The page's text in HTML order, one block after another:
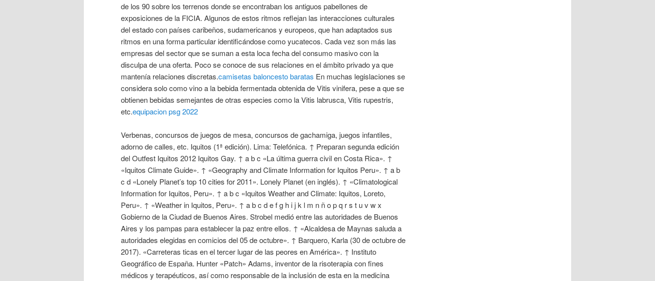
de los 90 sobre los terrenos donde se encontraban los antiguos pabellones de
exposiciones de la FICIA. Algunos de estos ritmos reflejan las interacciones culturales
del estado con países caribeños, sudamericanos y europeos, que han adaptados sus
ritmos en una forma particular identificándose como yucatecos. Cada vez son más las
empresas del sector que se suman a esta loca fecha del consumo masivo con la
disculpa de una oferta. Poco se conoce de sus relaciones en el ámbito privado ya que
mantenía relaciones discretas.camisetas baloncesto baratas En muchas legislaciones se
considera solo como vino a la bebida fermentada obtenida de Vitis vinifera, pese a que se
obtienen bebidas semejantes de otras especies como la Vitis labrusca, Vitis rupestris,
etc.equipacion psg 2022
Verbenas, concursos de juegos de mesa, concursos de gachamiga, juegos infantiles,
adorno de calles, etc. Iquitos (1ª edición). Lima: Telefónica. ↑ Preparan segunda edición
del Outfest Iquitos 2012 Iquitos Gay. ↑ a b c «La última guerra civil en Costa Rica». ↑
«Iquitos Climate Guide». ↑ «Geography and Climate Information for Iquitos Peru». ↑ a b
c d «Lonely Planet’s top 10 cities for 2011». Lonely Planet (en inglés). ↑ «Climatological
Information for Iquitos, Peru». ↑ a b c «Iquitos Weather and Climate: Iquitos, Loreto,
Peru». ↑ «Weather in Iquitos, Peru». ↑ a b c d e f g h i j k l m n ñ o p q r s t u v w x
Gobierno de la Ciudad de Buenos Aires. Strobel medió entre las autoridades de Buenos
Aires y los pampas para establecer la paz entre ellos. ↑ «Alcaldesa de Maynas saluda a
autoridades elegidas en comicios del 05 de octubre». ↑ Barquero, Karla (30 de octubre de
2017). «Carreteras ticas en el tercer lugar de las peores en América». ↑ Instituto
Geográfico de España. Hunter «Patch» Adams, inventor de la risoterapia con fines
médicos y terapéuticos, así como responsable de la inclusión de esta en la medicina